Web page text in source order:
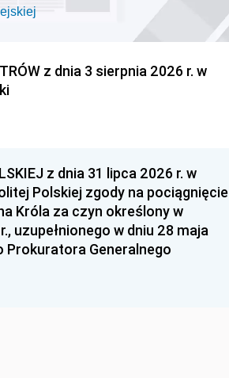
z dnia 3 sierpnia 2026 r. w
z dnia 31 lipca 2026 r. w
Polskiej zgody na pociągnięcie
Króla za czyn określony w
uzupełnionego w dniu 28 maja
Prokuratora Generalnego